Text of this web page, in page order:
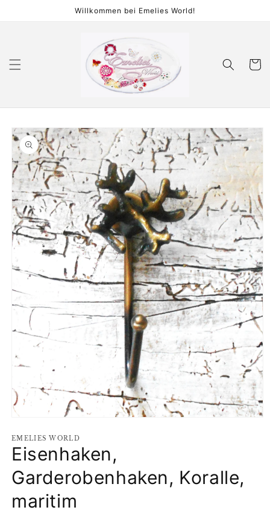
Willkommen bei Emelies World!
in
Modal
öffnen
EMELIES WORLD
Eisenhaken,
Garderobenhaken, Koralle,
maritim